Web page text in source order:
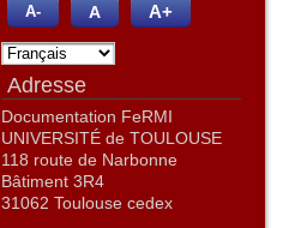
A- A A+
Adresse
Documentation FeRMI
UNIVERSITÉ de TOULOUSE
118 route de Narbonne
Bâtiment 3R4
31062 Toulouse cedex